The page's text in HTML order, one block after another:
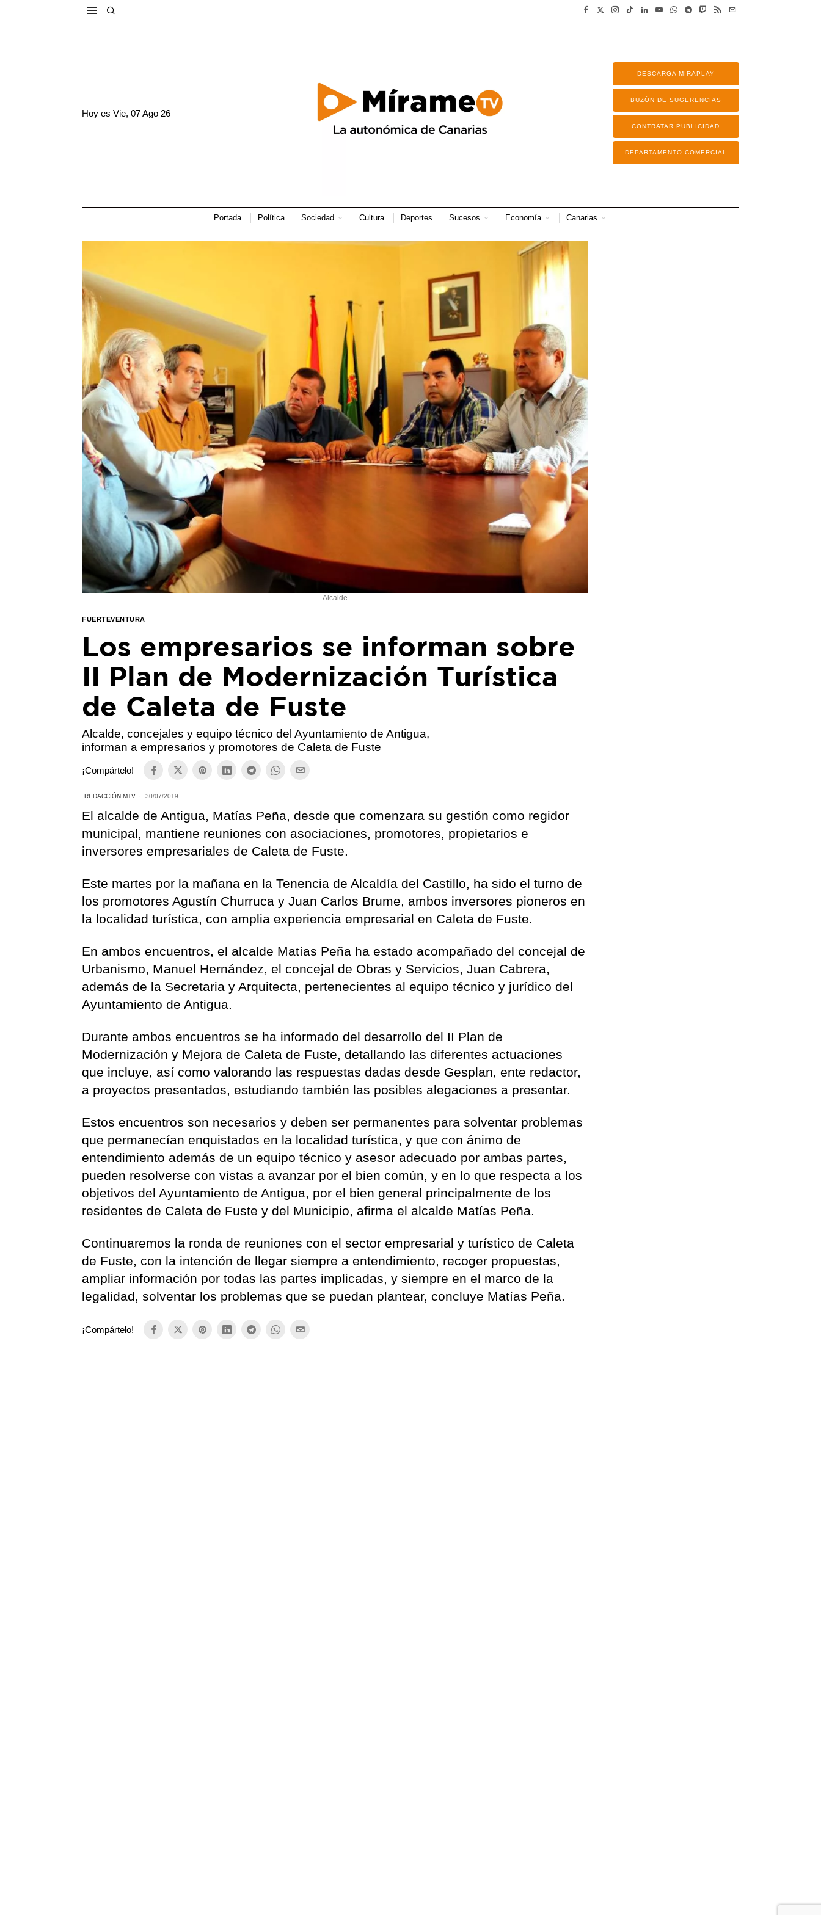
Hoy esVie, 07 Ago 26
DESCARGA MIRAPLAY
BUZÓN DE SUGERENCIAS
CONTRATAR PUBLICIDAD
DEPARTAMENTO COMERCIAL
Portada Política Sociedad Cultura Deportes Sucesos Economía Canarias
Alcalde
FUERTEVENTURA
Los empresarios se informan sobre
II Plan de Modernización Turística
de Caleta de Fuste
Alcalde, concejales y equipo técnico del Ayuntamiento de Antigua,
informan a empresarios y promotores de Caleta de Fuste
¡Compártelo!
REDACCIÓN MTV 30/07/2019
El alcalde de Antigua, Matías Peña, desde que comenzara su gestión como regidor
municipal, mantiene reuniones con asociaciones, promotores, propietarios e
inversores empresariales de Caleta de Fuste.
Este martes por la mañana en la Tenencia de Alcaldía del Castillo, ha sido el turno de
los promotores Agustín Churruca y Juan Carlos Brume, ambos inversores pioneros en
la localidad turística, con amplia experiencia empresarial en Caleta de Fuste.
En ambos encuentros, el alcalde Matías Peña ha estado acompañado del concejal de
Urbanismo, Manuel Hernández, el concejal de Obras y Servicios, Juan Cabrera,
además de la Secretaria y Arquitecta, pertenecientes al equipo técnico y jurídico del
Ayuntamiento de Antigua.
Durante ambos encuentros se ha informado del desarrollo del II Plan de
Modernización y Mejora de Caleta de Fuste, detallando las diferentes actuaciones
que incluye, así como valorando las respuestas dadas desde Gesplan, ente redactor,
a proyectos presentados, estudiando también las posibles alegaciones a presentar.
Estos encuentros son necesarios y deben ser permanentes para solventar problemas
que permanecían enquistados en la localidad turística, y que con ánimo de
entendimiento además de un equipo técnico y asesor adecuado por ambas partes,
pueden resolverse con vistas a avanzar por el bien común, y en lo que respecta a los
objetivos del Ayuntamiento de Antigua, por el bien general principalmente de los
residentes de Caleta de Fuste y del Municipio, afirma el alcalde Matías Peña.
Continuaremos la ronda de reuniones con el sector empresarial y turístico de Caleta
de Fuste, con la intención de llegar siempre a entendimiento, recoger propuestas,
ampliar información por todas las partes implicadas, y siempre en el marco de la
legalidad, solventar los problemas que se puedan plantear, concluye Matías Peña.
¡Compártelo!